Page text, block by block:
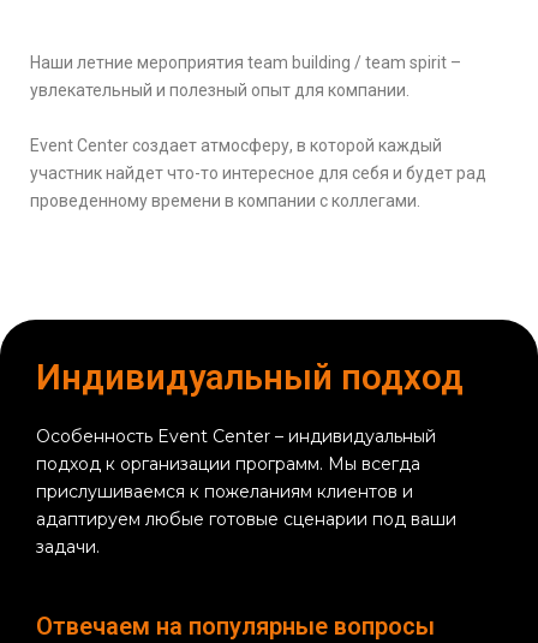
Наши летние мероприятия team building / team spirit –
увлекательный и полезный опыт для компании.
Event Center создает атмосферу, в которой каждый
участник найдет что-то интересное для себя и будет рад
проведенному времени в компании с коллегами.
Индивидуальный подход
Особенность Event Center – индивидуальный
подход к организации программ. Мы всегда
прислушиваемся к пожеланиям клиентов и
адаптируем любые готовые сценарии под ваши
задачи.
Отвечаем на популярные вопросы